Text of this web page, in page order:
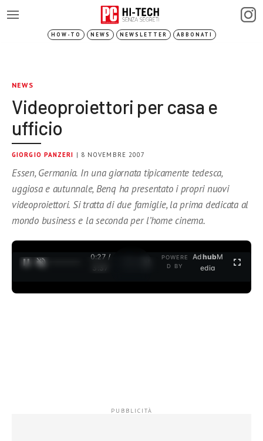
HOW-TO NEWS NEWSLETTER ABBONATI
NEWS
Videoproiettori per casa e
ufficio
GIORGIO PANZERI | 8 NOVEMBRE 2007
Essen, Germania. In una giornata tipicamente tedesca,
uggiosa e autunnale, Benq ha presentato i propri nuovi
videoproiettori. Si tratta di due famiglie, la prima dedicata al
mondo business e la seconda per l’home cinema.
0:27 /
3:37
POWERE
D BY
AdhubM
edia